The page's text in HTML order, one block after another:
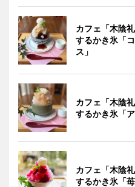
カフェ「木陰
するかき氷「
ス」
カフェ「木陰
するかき氷「
カフェ「木陰
するかき氷「